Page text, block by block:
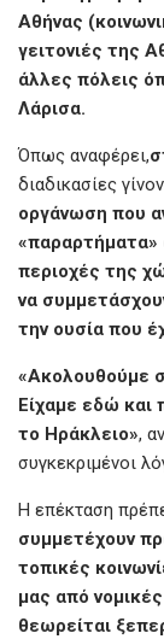
Αθήνας
γειτονιές της
άλλες πόλεις
Λάρισα.
Όπως αναφέρει,
διαδικασίες
οργάνωση που
«παραρτήματα»
περιοχές της
να
την ουσία που
«Ακολουθούμε
Είχαμε εδώ και
το Ηράκλειο»,
συγκεκριμένοι
Η επέκταση
συμμετέχουν
τοπικές
μας από
θεωρείται